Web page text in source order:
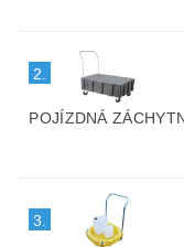
2.
POJÍZDNÁ
3.